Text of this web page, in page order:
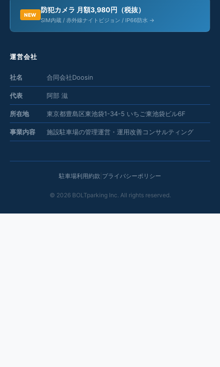
NEW
防犯カメラ 月額3,980円（税抜）
SIM内蔵 / 赤外線ナイトビジョン / IP66防水 →
運営会社
社名 合同会社Doosin
代表 阿部 滋
所在地 東京都豊島区東池袋1-34-5 いちご東池袋ビル6F
事業内容 施設駐車場の管理運営・運用改善コンサルティング
駐車場利用約款 プライバシーポリシー
© 2026BOLTparking Inc. All rights reserved.